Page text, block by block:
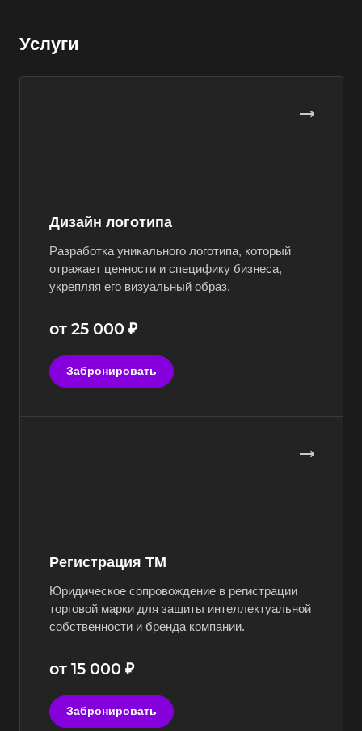
Услуги
Дизайн логотипа
Разработка уникального логотипа, который
отражает ценности и специфику бизнеса,
укрепляя его визуальный образ.
от 25 000 ₽
Забронировать
Регистрация ТМ
Юридическое сопровождение в регистрации
торговой марки для защиты интеллектуальной
собственности и бренда компании.
от 15 000 ₽
Забронировать